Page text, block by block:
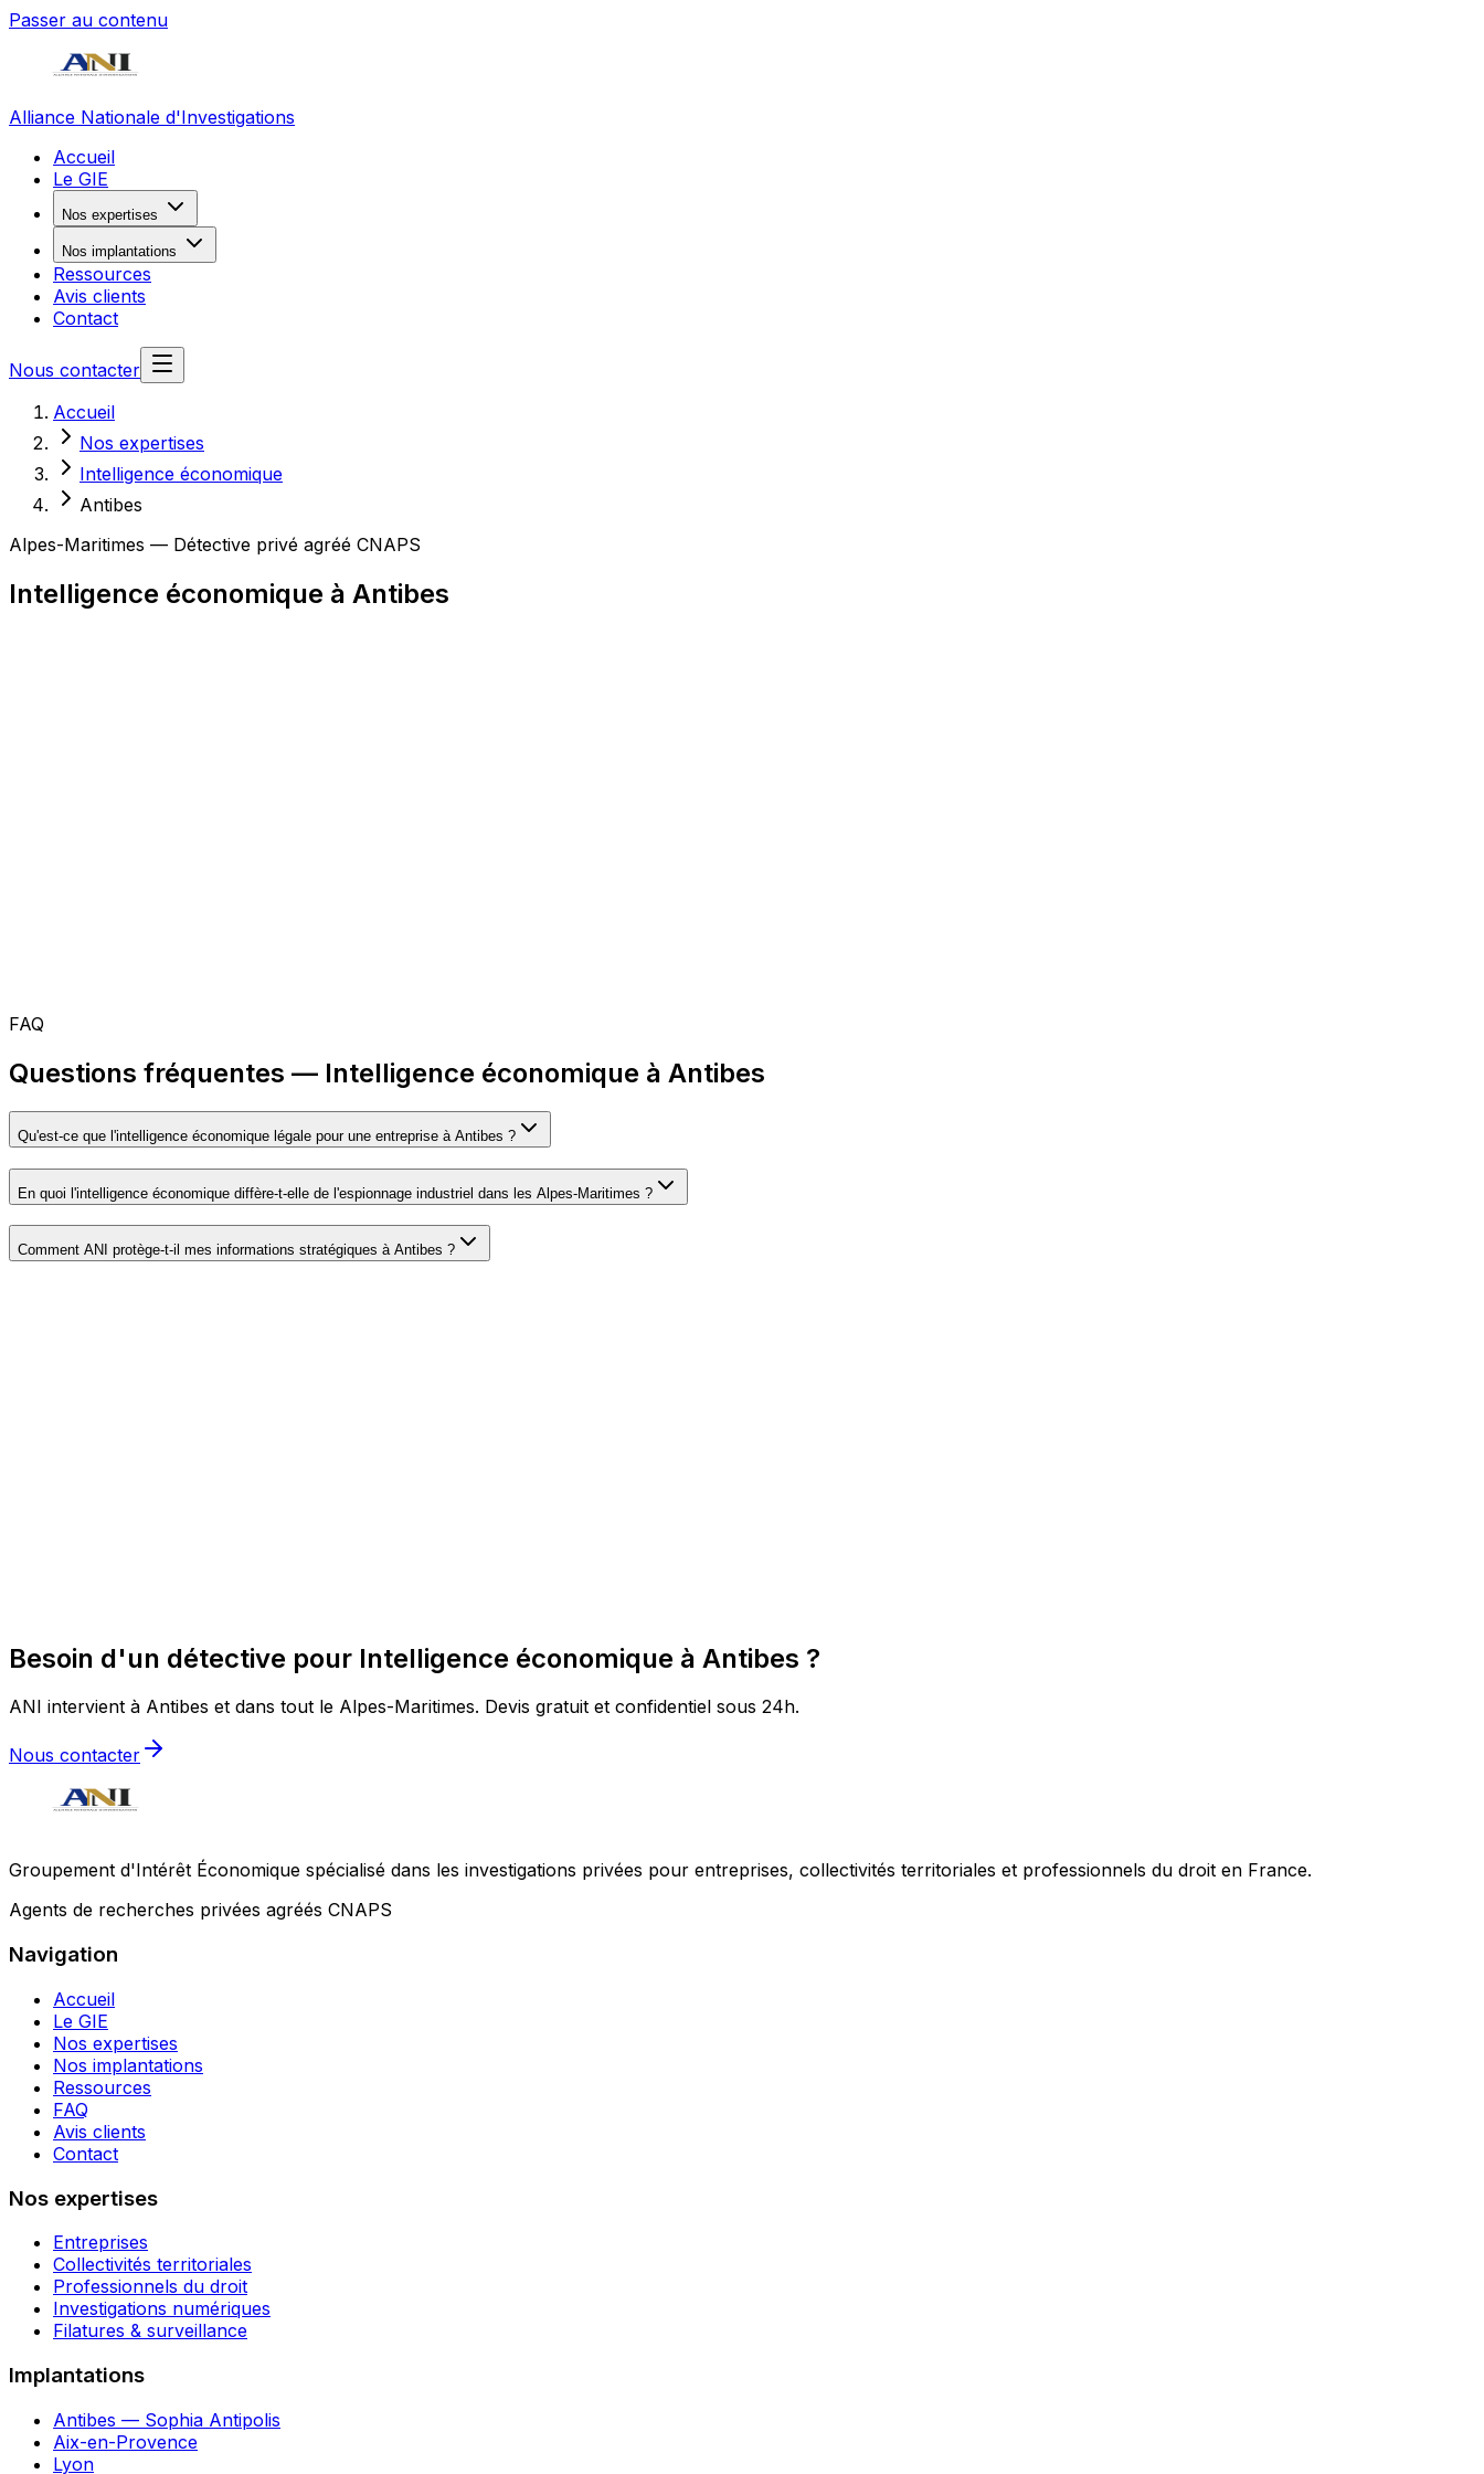
Passer au contenu
Alliance Nationale d'Investigations
Accueil
Le GIE
Nos expertises
Nos implantations
Ressources
Avis clients
Contact
Nous contacter
Accueil
Nos expertises
Intelligence économique
Antibes
Alpes-Maritimes — Détective privé agréé CNAPS
Intelligence économique à Antibes
FAQ
Questions fréquentes — Intelligence économique à Antibes
Qu'est-ce que l'intelligence économique légale pour une entreprise à Antibes ?
En quoi l'intelligence économique diffère-t-elle de l'espionnage industriel dans les Alpes-Maritimes ?
Comment ANI protège-t-il mes informations stratégiques à Antibes ?
Besoin d'un détective pour Intelligence économique à Antibes ?
ANI intervient à Antibes et dans tout le Alpes-Maritimes. Devis gratuit et confidentiel sous 24h.
Nous contacter
Groupement d'Intérêt Économique spécialisé dans les investigations privées pour entreprises, collectivités territoriales et professionnels du droit en France.
Agents de recherches privées agréés CNAPS
Navigation
Accueil
Le GIE
Nos expertises
Nos implantations
Ressources
FAQ
Avis clients
Contact
Nos expertises
Entreprises
Collectivités territoriales
Professionnels du droit
Investigations numériques
Filatures & surveillance
Implantations
Antibes — Sophia Antipolis
Aix-en-Provence
Lyon